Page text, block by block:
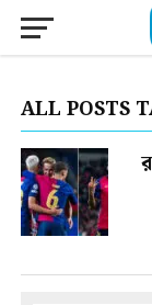
ALL POSTS